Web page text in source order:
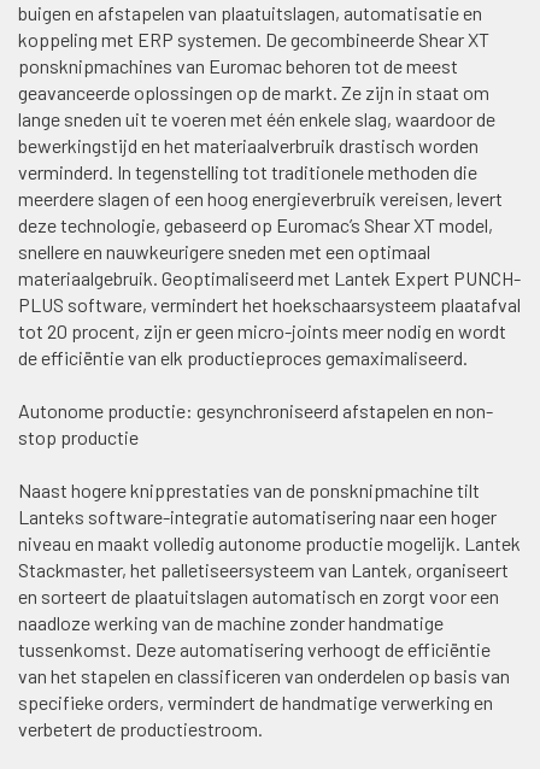
buigen en afstapelen van plaatuitslagen, automatisatie en
koppeling met ERP systemen. De gecombineerde Shear XT
ponsknipmachines van Euromac behoren tot de meest
geavanceerde oplossingen op de markt. Ze zijn in staat om
lange sneden uit te voeren met één enkele slag, waardoor de
bewerkingstijd en het materiaalverbruik drastisch worden
verminderd. In tegenstelling tot traditionele methoden die
meerdere slagen of een hoog energieverbruik vereisen, levert
deze technologie, gebaseerd op Euromac’s Shear XT model,
snellere en nauwkeurigere sneden met een optimaal
materiaalgebruik. Geoptimaliseerd met Lantek Expert PUNCH-
PLUS software, vermindert het hoekschaarsysteem plaatafval
tot 20 procent, zijn er geen micro-joints meer nodig en wordt
de efficiëntie van elk productieproces gemaximaliseerd.
Autonome productie: gesynchroniseerd afstapelen en non-
stop productie
Naast hogere knipprestaties van de ponsknipmachine tilt
Lanteks software-integratie automatisering naar een hoger
niveau en maakt volledig autonome productie mogelijk. Lantek
Stackmaster, het palletiseersysteem van Lantek, organiseert
en sorteert de plaatuitslagen automatisch en zorgt voor een
naadloze werking van de machine zonder handmatige
tussenkomst. Deze automatisering verhoogt de efficiëntie
van het stapelen en classificeren van onderdelen op basis van
specifieke orders, vermindert de handmatige verwerking en
verbetert de productiestroom.